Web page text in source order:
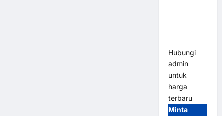
Hubungi
admin
untuk
harga
terbaru
Minta